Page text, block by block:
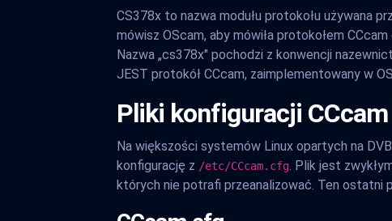
CS378x to nazwa modułu protokołu używana
mówisz OScam, aby mówiła protokołem
Nazwa „cs378x" pochodzi z konwencji
JEST protokół CCcam, zaimplementowany w
Pliki konfiguracji
Na większości systemów Linux opartych na
konfigurację z /etc/CCcam.cfg. Plik jest
których nie potrafi przeanalizować. Ten ostatni